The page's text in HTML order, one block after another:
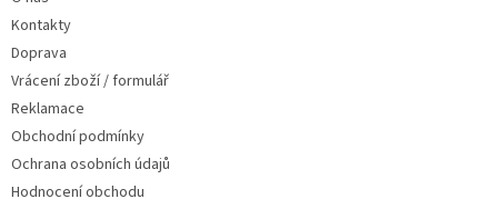
Kontakty
Doprava
Vrácení zboží / formulář
Reklamace
Obchodní podmínky
Ochrana osobních údajů
Hodnocení obchodu